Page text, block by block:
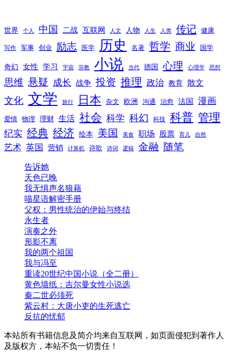
世界 个人 中国 二战 互联网 人文 人物 人生 人类 传记 健康
写作 军事 创业 励志 医学 历史 名著 哲学 商业 国学
奇幻 女性 学习 宇宙 宗教 小说 当代 德国 心理 心理学 思想
思维 悬疑 成长 战争 投资 推理 政治 教育 散文
文化 文学 旅行 日本 杂文 欧洲 沟通 治愈 法国 漫画
爱情 物理 理财 生活 社会 科学 科幻 科技 科普 管理
纪实 经典 经济 绘本 美国 美食 职场 股票 育儿 自然
艺术 英国 营销 计算机 诗歌 诗词 逻辑 金融 随笔
告诉她
天色已晚
我无惧声名狼藉
喵星语解密手册
父权：男性统治的伊始与终结
永生者
演奏之外
形影不离
我的两个祖国
我与冯至
重读20世纪中国小说（全二册）
黄色墙纸：吉尔曼女性小说选
秦二世必须死
紫云村：大唐小吏的生死逃亡
反抗的忧郁
本站所有书籍信息及简介均来自互联网，如页面侵犯到著作人
及版权方，本站不负一切责任！